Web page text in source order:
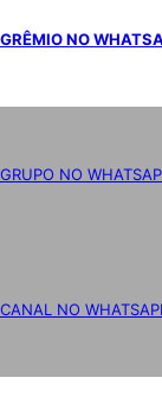
GRÊMIO NO
GRUPO NO
CANAL NO